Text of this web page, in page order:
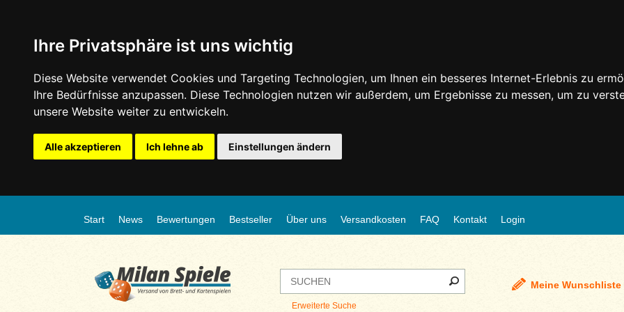
Ihre Privatsphäre ist uns wichtig
Diese Website verwendet Cookies und Targeting Technologien, um Ihnen ein besseres Internet-Erlebnis zu
Ihre Bedürfnisse anzupassen. Diese Technologien nutzen wir außerdem, um Ergebnisse zu messen, um zu
unsere Website weiter zu entwickeln.
Alle akzeptieren Ich lehne ab Einstellungen ändern
Start News Bewertungen Bestseller Über uns Versandkosten FAQ Kontakt Login
Erweiterte Suche
Meine Wunschliste